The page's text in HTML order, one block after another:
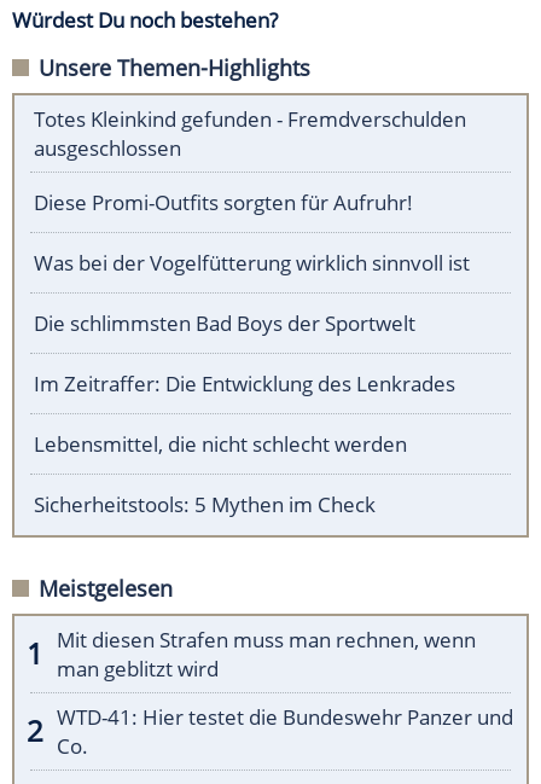
Würdest Du noch bestehen?
Unsere Themen-Highlights
Totes Kleinkind gefunden - Fremdverschulden
ausgeschlossen
Diese Promi-Outfits sorgten für Aufruhr!
Was bei der Vogelfütterung wirklich sinnvoll ist
Die schlimmsten Bad Boys der Sportwelt
Im Zeitraffer: Die Entwicklung des Lenkrades
Lebensmittel, die nicht schlecht werden
Sicherheitstools: 5 Mythen im Check
Meistgelesen
Mit diesen Strafen muss man rechnen, wenn
man geblitzt wird
WTD-41: Hier testet die Bundeswehr Panzer und
Co.